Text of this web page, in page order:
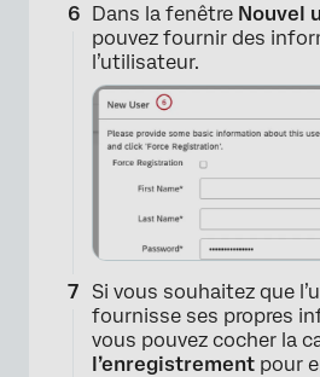
Dans la fenêtre Nouvel
pouvez fournir des
l’utilisateur.
Si vous souhaitez que
fournisse ses propres
vous pouvez cocher la
l’enregistrement pour